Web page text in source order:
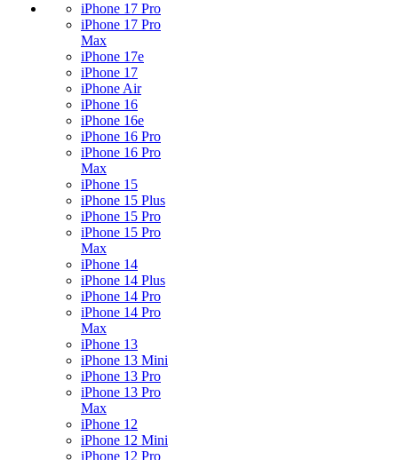
iPhone 17 Pro
iPhone 17 Pro
Max
iPhone 17e
iPhone 17
iPhone Air
iPhone 16
iPhone 16e
iPhone 16 Pro
iPhone 16 Pro
Max
iPhone 15
iPhone 15 Plus
iPhone 15 Pro
iPhone 15 Pro
Max
iPhone 14
iPhone 14 Plus
iPhone 14 Pro
iPhone 14 Pro
Max
iPhone 13
iPhone 13 Mini
iPhone 13 Pro
iPhone 13 Pro
Max
iPhone 12
iPhone 12 Mini
iPhone 12 Pro